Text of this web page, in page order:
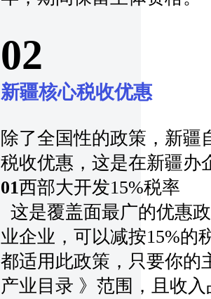
02
新疆核心税收优惠
除了全国性的政策，新疆
税收优惠，这是在新疆办
01西部大开发15%税率
这是覆盖面最广的优惠
业企业，可以减按15%的
都适用此政策，只要你的
产业目录 》范围，且收